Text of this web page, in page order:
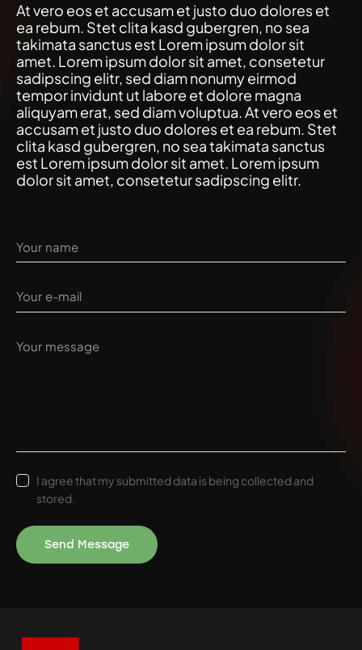
At vero eos et accusam et justo duo dolores et
ea rebum. Stet clita kasd gubergren, no sea
takimata sanctus est Lorem ipsum dolor sit
amet. Lorem ipsum dolor sit amet, consetetur
sadipscing elitr, sed diam nonumy eirmod
tempor invidunt ut labore et dolore magna
aliquyam erat, sed diam voluptua. At vero eos et
accusam et justo duo dolores et ea rebum. Stet
clita kasd gubergren, no sea takimata sanctus
est Lorem ipsum dolor sit amet. Lorem ipsum
dolor sit amet, consetetur sadipscing elitr.
I agree that my submitted data is being collected and
stored.
Send Message